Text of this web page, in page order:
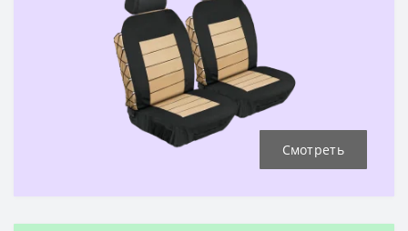
Смотреть